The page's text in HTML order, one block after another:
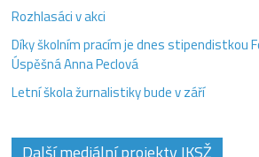
Rozhlasáci v akci
Díky školním pracím je dnes stipendistkou
Úspěšná Anna Peclová
Letní škola žurnalistiky bude v září